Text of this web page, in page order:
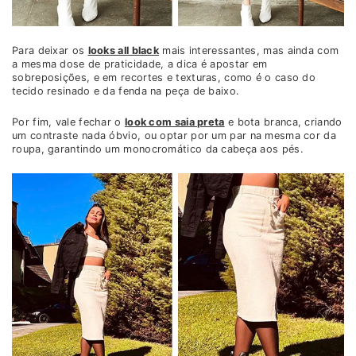
Para deixar os looks all black mais interessantes, mas ainda com
a mesma dose de praticidade, a dica é apostar em
sobreposições, e em recortes e texturas, como é o caso do
tecido resinado e da fenda na peça de baixo.
Por fim, vale fechar o look com saia preta e bota branca, criando
um contraste nada óbvio, ou optar por um par na mesma cor da
roupa, garantindo um monocromático da cabeça aos pés.